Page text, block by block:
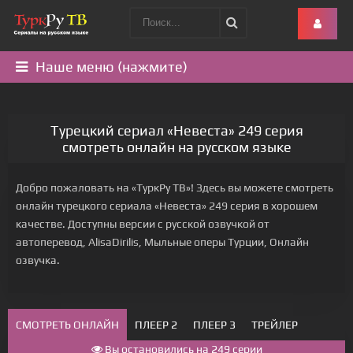
Наше меню (нажмите)
Турецкий сериал «Невеста» 249 серия
смотреть онлайн на русском языке
Добро пожаловать на «ТуркРу ТВ»! Здесь вы можете смотреть
онлайн турецкого сериала «Невеста» 249 серия в хорошем
качестве. Доступны версии с русской озвучкой от
автоперевод, AlisaDirilis, Мыльные оперы Турции, Онлайн
озвучка.
СМОТРЕТЬ ОНЛАЙН ПЛЕЕР 2 ПЛЕЕР 3
ТРЕЙЛЕР
Вы остановились на 249 серии